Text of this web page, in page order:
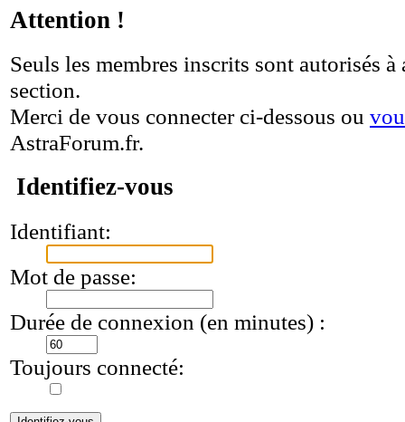
Attention !
Seuls les membres inscrits sont autorisés à
section.
Merci de vous connecter ci-dessous ou
AstraForum.fr.
Identifiez-vous
Identifiant:
Mot de passe:
Durée de connexion (en minutes) :
Toujours connecté: